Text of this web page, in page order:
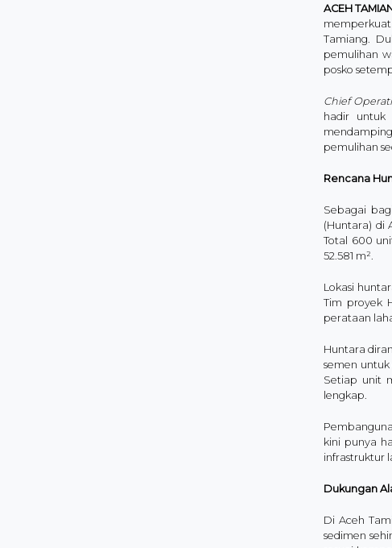
ACEH
Tamiang.
pemulihan
posko
Chief
hadir untuk
pemulihan
Rencana
Sebagai
(Huntara) di
Total 600
52.581 m².
Lokasi
Tim proyek
perataan
Huntara
semen
Setiap unit
lengkap.
kini punya
infrastruktur
Dukungan
Di Aceh
sedimen